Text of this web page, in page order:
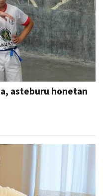
asteburu honetan